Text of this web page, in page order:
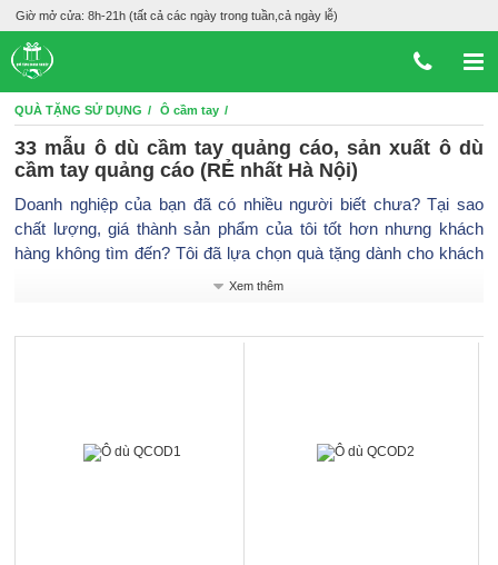
Giờ mở cửa: 8h-21h (tất cả các ngày trong tuần,cả ngày lễ)
QUÀ TẶNG SỬ DỤNG Ô cầm tay
33 mẫu ô dù cầm tay quảng cáo, sản xuất ô dù
cầm tay quảng cáo (RẺ nhất Hà Nội)
Doanh nghiệp của bạn đã có nhiều người biết chưa? Tại sao
chất lượng, giá thành sản phẩm của tôi tốt hơn nhưng khách
hàng không tìm đến? Tôi đã lựa chọn quà tặng dành cho khách
hàng của tôi đúng chưa mặc dù chi phí quà tặng là không nhỏ?
kiện thuận lợi để phát triển. Trước sự cạnh tranh của các doanh
Xem thêm